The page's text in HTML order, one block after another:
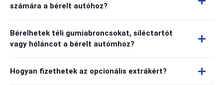
számára a bérelt autóhoz?
Bérelhetek téli gumiabroncsokat, síléctartót
vagy hóláncot a bérelt autómhoz?
Hogyan fizethetek az opcionális extrákért?